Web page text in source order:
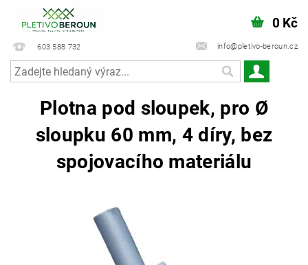
603 588 732 info@pletivo-beroun.cz
0 Kč
Plotna pod sloupek, pro Ø
sloupku 60 mm, 4 díry, bez
spojovacího materiálu